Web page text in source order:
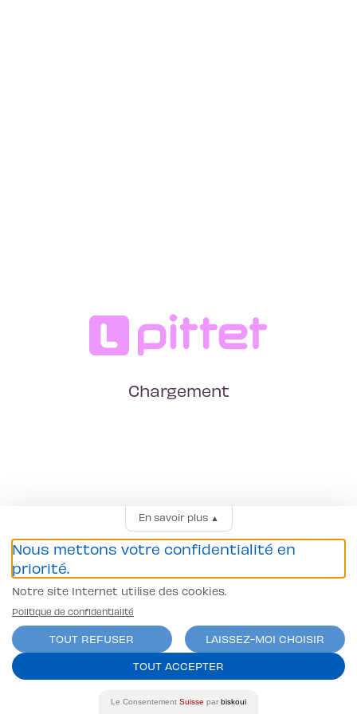
Chargement
En savoir plus▲
Nous mettons votre confidentialité en
priorité.
Notre site Internet utilise des cookies.
Politique de confidentialité
TOUT REFUSER
LAISSEZ-MOI CHOISIR
TOUT ACCEPTER
Le Consentement Suisse par biskoui